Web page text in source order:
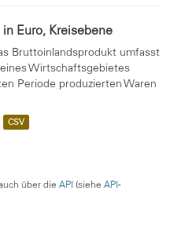
Euro, Kreisebene
Bruttoinlandsprodukt umfasst
Wirtschaftsgebietes
Periode produzierten Waren
CSV
über die API (siehe API-